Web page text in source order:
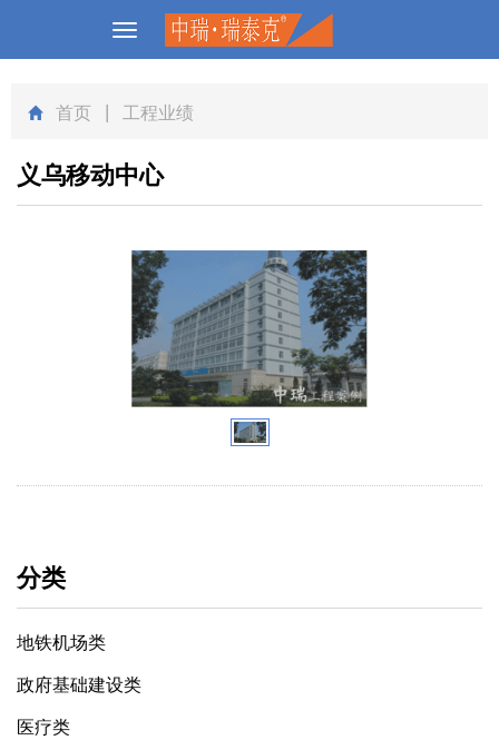
Toggle
首页 | 工程业绩
义乌移动中心
分类
地铁机场类
政府基础建设类
医疗类